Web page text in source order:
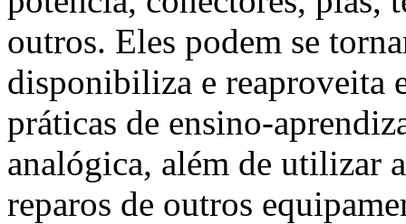
outros. Eles podem se
disponibiliza e reaproveita
práticas de ensino-
analógica, além de utilizar
reparos de outros